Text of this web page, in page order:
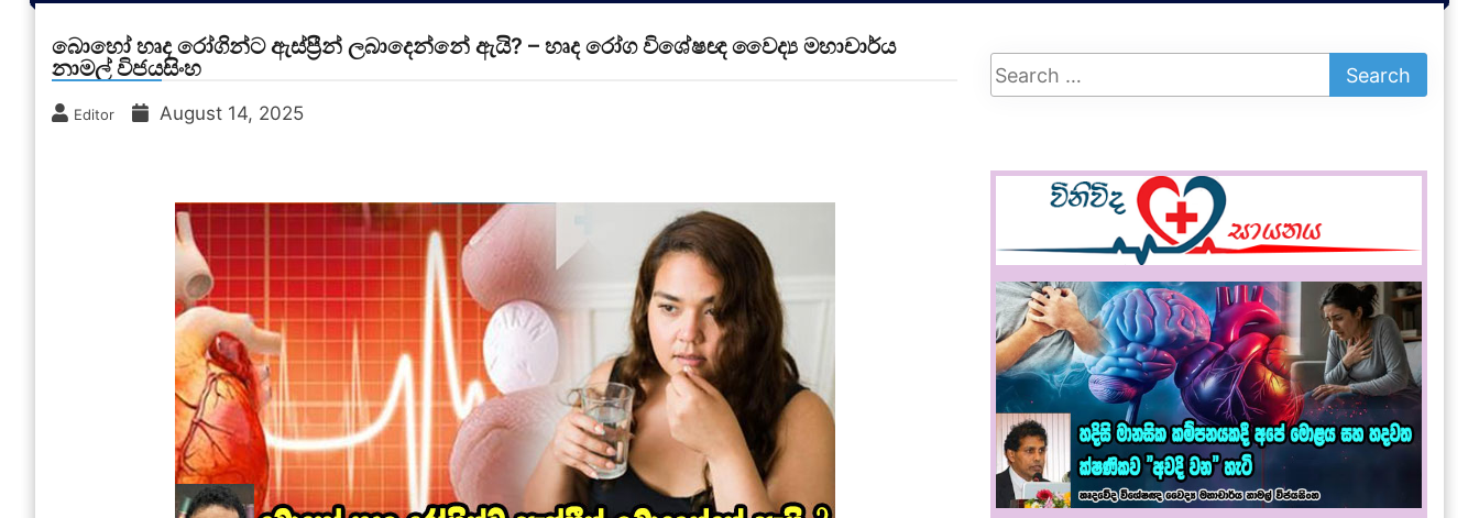
බොහෝ හෘද රෝගින්ට ඇස්ප්‍රීන් ලබාදෙන්නේ ඇයි? – හෘද රෝග විශේෂඥ වෛද්‍ය මහාචාර්ය
නාමල් විජයසිංහ
Editor August 14, 2025